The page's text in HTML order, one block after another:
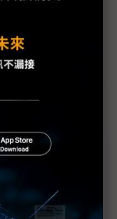
資
田示警全球AI基